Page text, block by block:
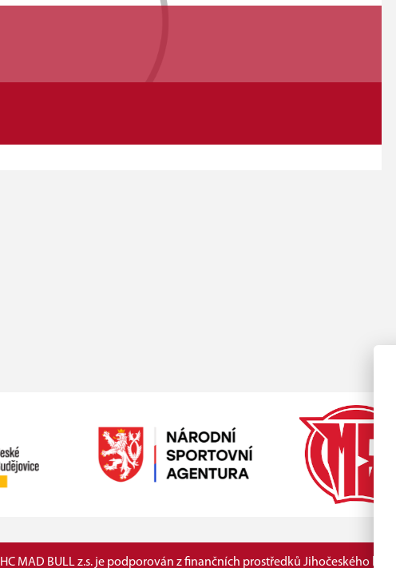
HC MAD BULL z.s. je podporován z finančních prostředků Jihočeského kraje.